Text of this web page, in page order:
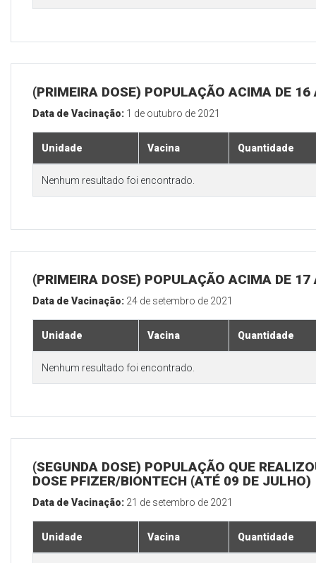
(PRIMEIRA DOSE) POPULAÇÃO ACIMA DE 16
Data de Vacinação: 1 de outubro de 2021
Unidade Vacina Quantidade
Nenhum resultado foi encontrado.
(PRIMEIRA DOSE) POPULAÇÃO ACIMA DE 17
Data de Vacinação: 24 de setembro de 2021
Unidade Vacina Quantidade
Nenhum resultado foi encontrado.
(SEGUNDA DOSE) POPULAÇÃO QUE
DOSE PFIZER/BIONTECH (ATÉ 09 DE JULHO)
Data de Vacinação: 21 de setembro de 2021
Unidade Vacina Quantidade